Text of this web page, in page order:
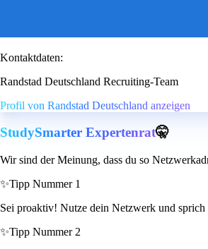
Kontaktdaten:
Randstad Deutschland Recruiting-Team
Profil von Randstad Deutschland anzeigen
StudySmarter Expertenrat🤫
Wir sind der Meinung, dass du so
✨Tipp Nummer 1
Sei proaktiv! Nutze dein Netzwerk und
✨Tipp Nummer 2